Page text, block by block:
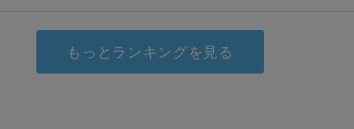
もっとランキングを見る